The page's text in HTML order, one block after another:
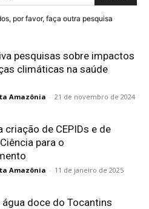
por favor, faça outra pesquisa
pesquisas sobre impactos
climáticas na saúde
Amazônia - 21 de novembro de 2024
criação de CEPIDs e de
para o
Amazônia - 11 de janeiro de 2025
doce do Tocantins